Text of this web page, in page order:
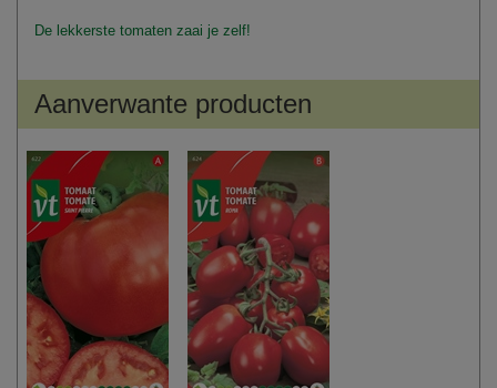
De lekkerste tomaten zaai je zelf!
Aanverwante producten